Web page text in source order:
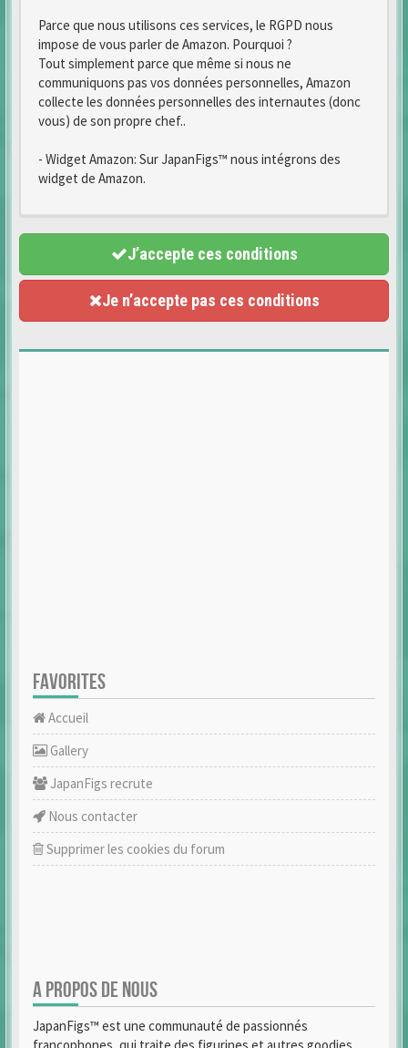
Parce que nous utilisons ces services, le RGPD nous
impose de vous parler de Amazon. Pourquoi ?
Tout simplement parce que même si nous ne
communiquons pas vos données personnelles, Amazon
collecte les données personnelles des internautes (donc
vous) de son propre chef..
- Widget Amazon: Sur JapanFigs™ nous intégrons des
widget de Amazon.
J’accepte ces conditions
Je n’accepte pas ces conditions
FAVORITES
Accueil
Gallery
JapanFigs recrute
Nous contacter
Supprimer les cookies du forum
A PROPOS DE NOUS
JapanFigs™ est une communauté de passionnés